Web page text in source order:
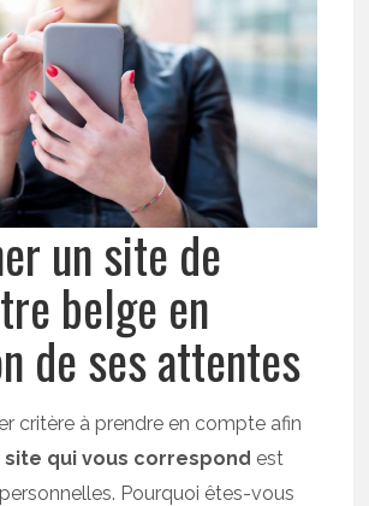
un site de
belge en
de ses attentes
critère à prendre en compte afin
site qui vous correspond est
Pourquoi êtes-vous